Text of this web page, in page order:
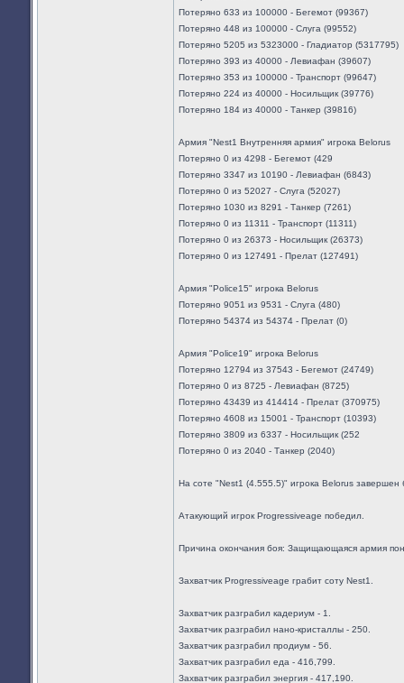
Потеряно 633 из 100000 - Бегемот (99367)
Потеряно 448 из 100000 - Слуга (99552)
Потеряно 5205 из 5323000 - Гладиатор (5317795)
Потеряно 393 из 40000 - Левиафан (39607)
Потеряно 353 из 100000 - Транспорт (99647)
Потеряно 224 из 40000 - Носильщик (39776)
Потеряно 184 из 40000 - Танкер (39816)
Армия "Nest1 Внутренняя армия" игрока Belorus
Потеряно 0 из 4298 - Бегемот (429
Потеряно 3347 из 10190 - Левиафан (6843)
Потеряно 0 из 52027 - Слуга (52027)
Потеряно 1030 из 8291 - Танкер (7261)
Потеряно 0 из 11311 - Транспорт (11311)
Потеряно 0 из 26373 - Носильщик (26373)
Потеряно 0 из 127491 - Прелат (127491)
Армия "Police15" игрока Belorus
Потеряно 9051 из 9531 - Слуга (480)
Потеряно 54374 из 54374 - Прелат (0)
Армия "Police19" игрока Belorus
Потеряно 12794 из 37543 - Бегемот (24749)
Потеряно 0 из 8725 - Левиафан (8725)
Потеряно 43439 из 414414 - Прелат (370975)
Потеряно 4608 из 15001 - Транспорт (10393)
Потеряно 3809 из 6337 - Носильщик (252
Потеряно 0 из 2040 - Танкер (2040)
На соте "Nest1 (4.555.5)" игрока Belorus завершен
Атакующий игрок Progressiveage победил.
Причина окончания боя: Защищающаяся армия
Захватчик Progressiveage грабит соту Nest1.
Захватчик разграбил кадериум - 1.
Захватчик разграбил нано-кристаллы - 250.
Захватчик разграбил продиум - 56.
Захватчик разграбил еда - 416,799.
Захватчик разграбил энергия - 417,190.